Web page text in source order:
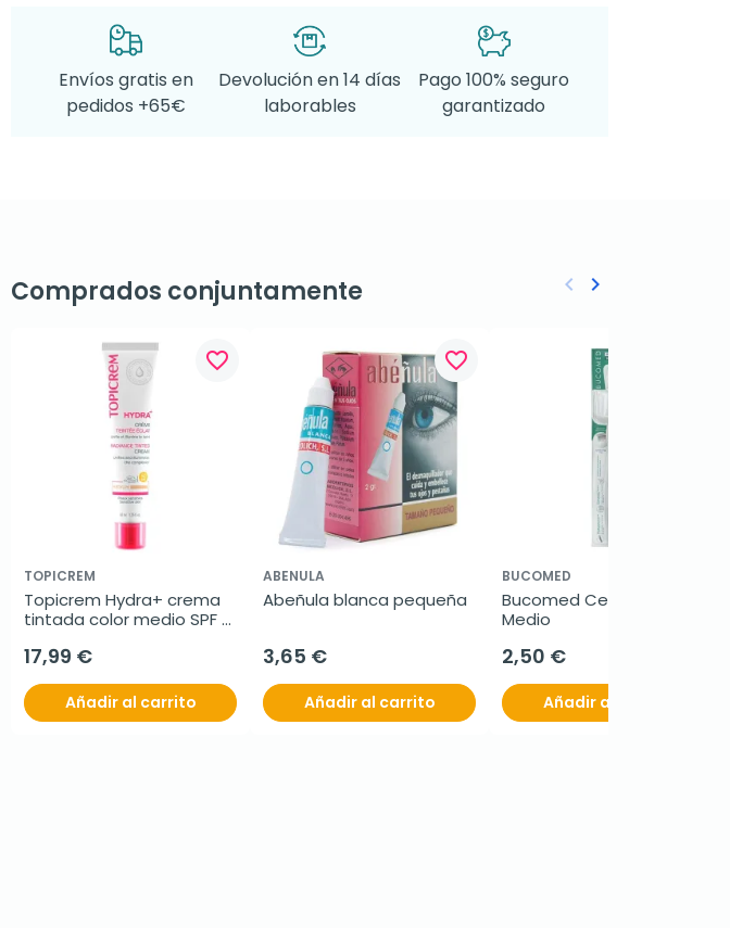
Envíos gratis en
pedidos +65€
Devolución en 14 días
laborables
Pago 100% seguro
garantizado
Comprados conjuntamente
favorite_border
TOPICREM
Topicrem Hydra+ crema
tintada color medio SPF
17,99 €
Añadir al carrito
favorite_border
ABENULA
Abeñula blanca pequeña
3,65 €
Añadir al carrito
BUCOMED
Bucomed Cepillo Dental
Medio
2,50 €
Añadir al carrito
Anterior
keyboard_arrow_left Siguiente
keyboard_arrow_right